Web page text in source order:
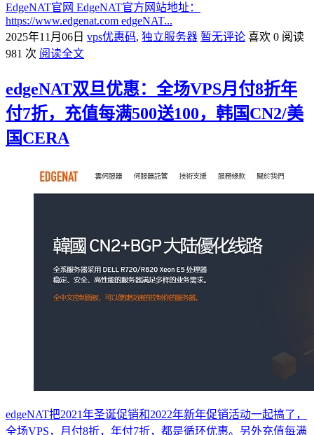
EdgeNAT官网 EdgeNAT官方网站地址：
https://www.edgenat.com edgeNAT...
2025年11月06日 vps优惠码, 独立服务器 暂无评论 喜欢 0 阅读
981 次 阅读全文
edgeNAT双旦优惠：全场VPS月付8折年
付7折，充值每满500送100，韩国CN2/美
国CERA
edgeNAT把2021年圣诞促销和2022年新年促销活动一起搞了，
全场VPS，月付8折，年付7折，都是循环优惠。另外充值每满